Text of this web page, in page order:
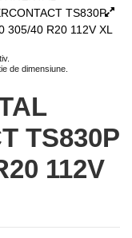
de dimensiune.
TS830P
112V